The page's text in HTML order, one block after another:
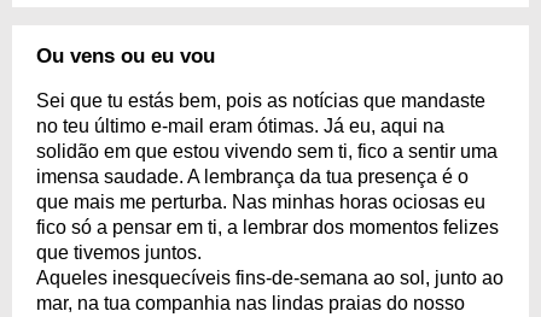
Ou vens ou eu vou
Sei que tu estás bem, pois as notícias que mandaste
no teu último e-mail eram ótimas. Já eu, aqui na
solidão em que estou vivendo sem ti, fico a sentir uma
imensa saudade. A lembrança da tua presença é o
que mais me perturba. Nas minhas horas ociosas eu
fico só a pensar em ti, a lembrar dos momentos felizes
que tivemos juntos.
Aqueles inesquecíveis fins-de-semana ao sol, junto ao
mar, na tua companhia nas lindas praias do nosso